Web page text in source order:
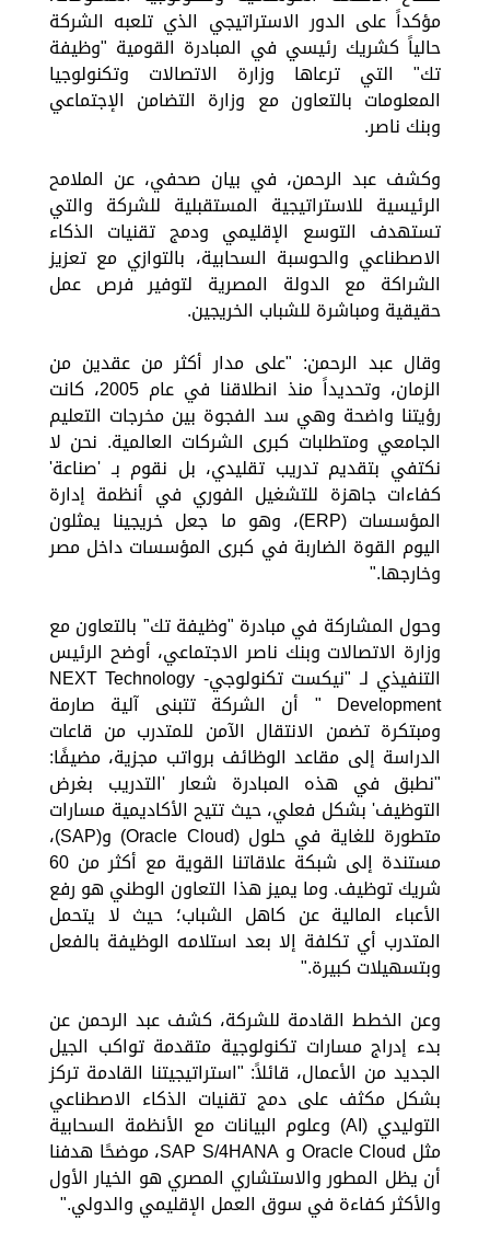
مؤكداً على الدور الاستراتيجي الذي تلعبه الشركة
حالياً كشريك رئيسي في المبادرة القومية "وظيفة
تك" التي ترعاها وزارة الاتصالات وتكنولوجيا
المعلومات بالتعاون مع وزارة التضامن الإجتماعي
وبنك ناصر.
وكشف عبد الرحمن، في بيان صحفي، عن الملامح
الرئيسية للاستراتيجية المستقبلية للشركة والتي
تستهدف التوسع الإقليمي ودمج تقنيات الذكاء
الاصطناعي والحوسبة السحابية، بالتوازي مع تعزيز
الشراكة مع الدولة المصرية لتوفير فرص عمل
حقيقية ومباشرة للشباب الخريجين.
وقال عبد الرحمن: "على مدار أكثر من عقدين من
الزمان، وتحديداً منذ انطلاقنا في عام 2005، كانت
رؤيتنا واضحة وهي سد الفجوة بين مخرجات التعليم
الجامعي ومتطلبات كبرى الشركات العالمية. نحن لا
نكتفي بتقديم تدريب تقليدي، بل نقوم بـ 'صناعة'
كفاءات جاهزة للتشغيل الفوري في أنظمة إدارة
المؤسسات (ERP)، وهو ما جعل خريجينا يمثلون
اليوم القوة الضاربة في كبرى المؤسسات داخل مصر
وخارجها."
وحول المشاركة في مبادرة "وظيفة تك" بالتعاون مع
وزارة الاتصالات وبنك ناصر الاجتماعي، أوضح الرئيس
التنفيذي لـ "نيكست تكنولوجي- NEXT Technology
Development " أن الشركة تتبنى آلية صارمة
ومبتكرة تضمن الانتقال الآمن للمتدرب من قاعات
الدراسة إلى مقاعد الوظائف برواتب مجزية، مضيفًا:
"نطبق في هذه المبادرة شعار 'التدريب بغرض
التوظيف' بشكل فعلي، حيث تتيح الأكاديمية مسارات
متطورة للغاية في حلول (Oracle Cloud) و(SAP)،
مستندة إلى شبكة علاقاتنا القوية مع أكثر من 60
شريك توظيف. وما يميز هذا التعاون الوطني هو رفع
الأعباء المالية عن كاهل الشباب؛ حيث لا يتحمل
المتدرب أي تكلفة إلا بعد استلامه الوظيفة بالفعل
وبتسهيلات كبيرة."
وعن الخطط القادمة للشركة، كشف عبد الرحمن عن
بدء إدراج مسارات تكنولوجية متقدمة تواكب الجيل
الجديد من الأعمال، قائلاً: "استراتيجيتنا القادمة تركز
بشكل مكثف على دمج تقنيات الذكاء الاصطناعي
التوليدي (AI) وعلوم البيانات مع الأنظمة السحابية
مثل Oracle Cloud و SAP S/4HANA، موضحًا هدفنا
أن يظل المطور والاستشاري المصري هو الخيار الأول
والأكثر كفاءة في سوق العمل الإقليمي والدولي."